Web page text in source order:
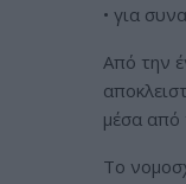
• για
Από την
μέσα από
Το